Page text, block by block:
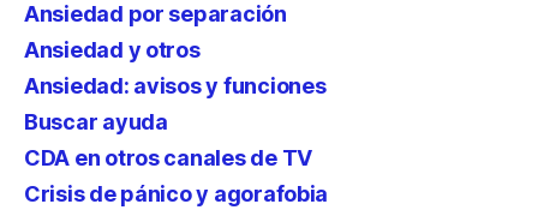
Ansiedad por separación
Ansiedad y otros
Ansiedad: avisos y funciones
Buscar ayuda
CDA en otros canales de TV
Crisis de pánico y agorafobia